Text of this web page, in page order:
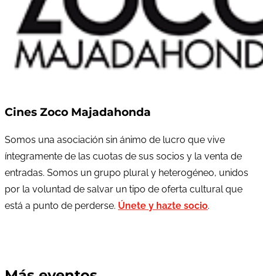
Cines Zoco Majadahonda
Somos una asociación sin ánimo de lucro que vive
íntegramente de las cuotas de sus socios y la venta de
entradas. Somos un grupo plural y heterogéneo, unidos
por la voluntad de salvar un tipo de oferta cultural que
está a punto de perderse. Únete y hazte socio.